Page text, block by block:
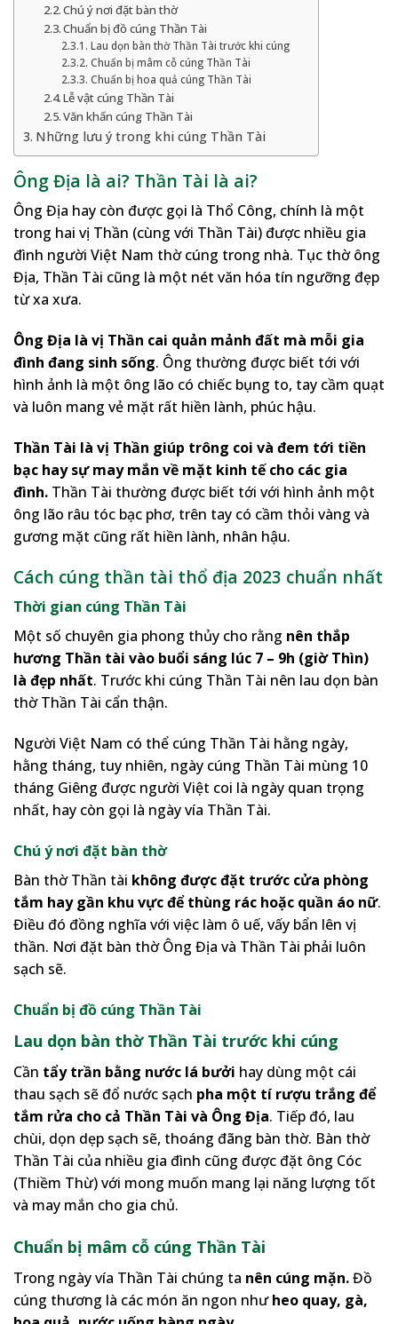
Chú ý nơi đặt bàn thờ
Chuẩn bị đồ cúng Thần Tài
Lau dọn bàn thờ Thần Tài trước khi cúng
Chuẩn bị mâm cỗ cúng Thần Tài
Chuẩn bị hoa quả cúng Thần Tài
Lễ vật cúng Thần Tài
Văn khấn cúng Thần Tài
Những lưu ý trong khi cúng Thần Tài
Ông Địa là ai? Thần Tài là ai?
Ông Địa hay còn được gọi là Thổ Công, chính là một
trong hai vị Thần (cùng với Thần Tài) được nhiều gia
đình người Việt Nam thờ cúng trong nhà. Tục thờ ông
Địa, Thần Tài cũng là một nét văn hóa tín ngưỡng đẹp
từ xa xưa.
Ông Địa là vị Thần cai quản mảnh đất mà mỗi gia
đình đang sinh sống. Ông thường được biết tới với
hình ảnh là một ông lão có chiếc bụng to, tay cầm quạt
và luôn mang vẻ mặt rất hiền lành, phúc hậu.
Thần Tài là vị Thần giúp trông coi và đem tới tiền
bạc hay sự may mắn về mặt kinh tế cho các gia
đình. Thần Tài thường được biết tới với hình ảnh một
ông lão râu tóc bạc phơ, trên tay có cầm thỏi vàng và
gương mặt cũng rất hiền lành, nhân hậu.
Cách cúng thần tài thổ địa 2023 chuẩn nhất
Thời gian cúng Thần Tài
Một số chuyên gia phong thủy cho rằng nên thắp
hương Thần tài vào buổi sáng lúc 7 – 9h (giờ Thìn)
là đẹp nhất. Trước khi cúng Thần Tài nên lau dọn bàn
thờ Thần Tài cẩn thận.
Người Việt Nam có thể cúng Thần Tài hằng ngày,
hằng tháng, tuy nhiên, ngày cúng Thần Tài mùng 10
tháng Giêng được người Việt coi là ngày quan trọng
nhất, hay còn gọi là ngày vía Thần Tài.
Chú ý nơi đặt bàn thờ
Bàn thờ Thần tài không được đặt trước cửa phòng
tắm hay gần khu vực để thùng rác hoặc quần áo nữ.
Điều đó đồng nghĩa với việc làm ô uế, vấy bẩn lên vị
thần. Nơi đặt bàn thờ Ông Địa và Thần Tài phải luôn
sạch sẽ.
Chuẩn bị đồ cúng Thần Tài
Lau dọn bàn thờ Thần Tài trước khi cúng
Cần tẩy trần bằng nước lá bưởi hay dùng một cái
thau sạch sẽ đổ nước sạch pha một tí rượu trắng để
tắm rửa cho cả Thần Tài và Ông Địa. Tiếp đó, lau
chùi, dọn dẹp sạch sẽ, thoáng đãng bàn thờ. Bàn thờ
Thần Tài của nhiều gia đình cũng được đặt ông Cóc
(Thiềm Thừ) với mong muốn mang lại năng lượng tốt
và may mắn cho gia chủ.
Chuẩn bị mâm cỗ cúng Thần Tài
Trong ngày vía Thần Tài chúng ta nên cúng mặn.Đồ
cúng thương là các món ăn ngon nhưheo quay, gà,